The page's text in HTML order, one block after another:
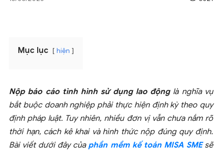
Mục lục hiện
Nộp báo cáo tình hình sử dụng lao độnglà nghĩa vụ
bắt buộc doanh nghiệp phải thực hiện định kỳ theo quy
định pháp luật. Tuy nhiên, nhiều đơn vị vẫn chưa nắm rõ
thời hạn, cách kê khai và hình thức nộp đúng quy định.
Bài viết dưới đây củaphần mềm kế toán MISA SMEsẽ